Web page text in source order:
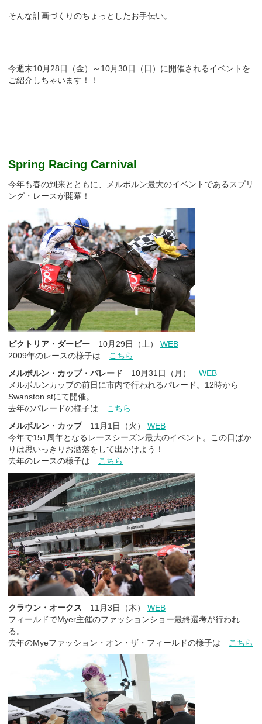
そんな計画づくりのちょっとしたお手伝い。
今週末10月28日（金）～10月30日（日）に開催されるイベントを
ご紹介しちゃいます！！
Spring Racing Carnival
今年も春の到来とともに、メルボルン最大のイベントであるスプリ
ング・レースが開幕！
ビクトリア・ダービー 10月29日（土） WEB
2009年のレースの様子は
こちら
メルボルン・カップ・パレード 10月31日（月） WEB
メルボルンカップの前日に市内で行われるパレード。12時から
Swanston stにて開催。
去年のパレードの様子は
こちら
メルボルン・カップ11月1日（火） WEB
今年で151周年となるレースシーズン最大のイベント。この日ばか
りは思いっきりお洒落をして出かけよう！
去年のレースの様子は
こちら
クラウン・オークス 11月3日（木） WEB
フィールドでMyer主催のファッションショー最終選考が行われ
る。
去年のMyeファッション・オン・ザ・フィールドの様子は
こちら